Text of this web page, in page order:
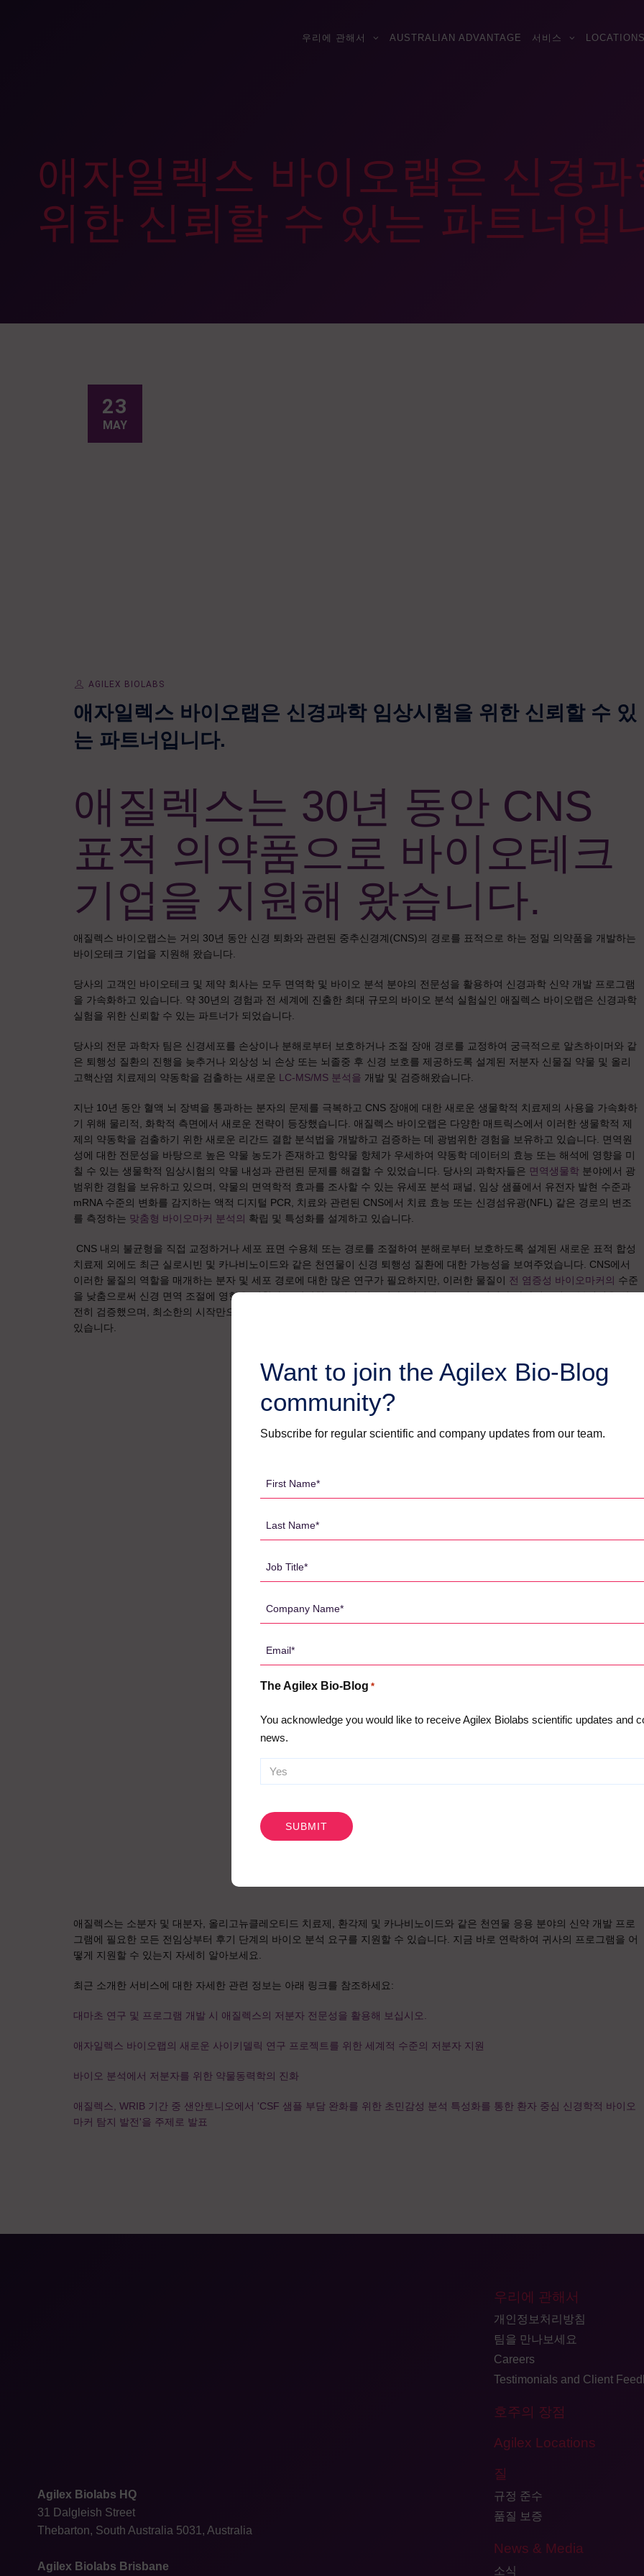
우리에 관해서 AUSTRALIAN ADVANTAGE 서비스
애자일렉스 바이오랩은 신경
위한 신뢰할 수 있는 파트너입
23
MAY
AGILEX BIOLABS
애자일렉스 바이오랩은 신경과학 임상시험을 위한 신뢰할 수 있
는 파트너입니다.
애질렉스는 30년 동안 CNS
표적 의약품으로 바이오테크
기업을 지원해 왔습니다.
애질렉스 바이오랩스는 거의 30년 동안 신경 퇴화와 관련된 중추신경계(CNS)의 경로를 표적으로 하는 정밀 의약품을 개발하는
바이오테크 기업을 지원해 왔습니다.
당사의 고객인 바이오테크 및 제약 회사는 모두 면역학 및 바이오 분석 분야의 전문성을 활용하여 신경과학 신약 개발 프로그램
을 가속화하고 있습니다. 약 30년의 경험과 전 세계에 진출한 최대 규모의 바이오 분석 실험실인 애질렉스 바이오랩은 신경과학
실험을 위한 신뢰할 수 있는 파트너가 되었습니다.
당사의 전문 과학자 팀은 신경세포를 손상이나 분해로부터 보호하거나 조절 장애 경로를 교정하여 궁극적으로 알츠하이머와 같
은 퇴행성 질환의 진행을 늦추거나 외상성 뇌 손상 또는 뇌졸중 후 신경 보호를 제공하도록 설계된 저분자 신물질 약물 및 올리
고핵산염 치료제의 약동학을 검출하는 새로운 LC-MS/MS 분석을 개발 및 검증해왔습니다.
지난 10년 동안 혈액 뇌 장벽을 통과하는 분자의 문제를 극복하고 CNS 장애에 대한 새로운 생물학적 치료제의 사용을 가속화하
기 위해 물리적, 화학적 측면에서 새로운 전략이 등장했습니다. 애질렉스 바이오랩은 다양한 매트릭스에서 이러한 생물학적 제
제의 약동학을 검출하기 위한 새로운 리간드 결합 분석법을 개발하고 검증하는 데 광범위한 경험을 보유하고 있습니다. 면역원
성에 대한 전문성을 바탕으로 높은 약물 농도가 존재하고 항약물 항체가 우세하여 약동학 데이터의 효능 또는 해석에 영향을 미
칠 수 있는 생물학적 임상시험의 약물 내성과 관련된 문제를 해결할 수 있었습니다. 당사의 과학자들은 면역생물학 분야에서 광
범위한 경험을 보유하고 있으며, 약물의 면역학적 효과를 조사할 수 있는 유세포 분석 패널, 임상 샘플에서 유전자 발현 수준과
mRNA 수준의 변화를 감지하는 액적 디지털 PCR, 치료와 관련된 CNS에서 치료 효능 또는 신경섬유광(NFL) 같은 경로의 변조
를 측정하는 맞춤형 바이오마커 분석의 확립 및 특성화를 설계하고 있습니다.
CNS 내의 불균형을 직접 교정하거나 세포 표면 수용체 또는 경로를 조절하여 분해로부터 보호하도록 설계된 새로운 표적 합성
치료제 외에도 최근 실로시빈 및 카나비노이드와 같은 천연물이 신경 퇴행성 질환에 대한 가능성을 보여주었습니다. CNS에서
이러한 물질의 역할을 매개하는 분자 및 세포 경로에 대한 많은 연구가 필요하지만, 이러한 물질이 전 염증성 바이오마커의 수준
을 낮춤으로써 신경 면역 조절에 영향을 미친다는 상당한 증거가 있습니다. 애질렉스는 실로시빈과 카나비노이드 분석법을 완
전히 검증했으며, 최소한의 시작만으로 임상 샘플에 적용할 수 있어 CNS 분야의 고객을 위해 빠른 시간 내에 그림을 완성할 수
있습니다.
애질렉스는 소분자 및 대분자, 올리고뉴클레오티드 치료제, 환각제 및 카나비노이드와 같은 천연물 응용 분야의 신약 개발 프로
그램에 필요한 모든 전임상부터 후기 단계의 바이오 분석 요구를 지원할 수 있습니다. 지금 바로 연락하여 귀사의 프로그램을 어
떻게 지원할 수 있는지 자세히 알아보세요.
최근 소개한 서비스에 대한 자세한 관련 정보는 아래 링크를 참조하세요:
대마초 연구 및 프로그램 개발 시 애질렉스의 저분자 전문성을 활용해 보십시오.
애자일렉스 바이오랩의 새로운 사이키델릭 연구 프로젝트를 위한 세계적 수준의 저분자 지원
바이오 분석에서 저분자를 위한 약물동력학의 진화
애질렉스, WRIB 기간 중 샌안토니오에서 'CSF 샘플 부담 완화를 위한 초민감성 분석 특성화를 통한 환자 중심 신경학적 바이오
마커 탐지 발전'을 주제로 발표
Agilex Biolabs HQ
31 Dalgleish Street
Thebarton, South Australia 5031, Australia
Agilex Biolabs Brisbane
우리에 관해서
개인정보처리방침
팀을 만나보세요
Careers
Testimonials and Client
호주의 장점
Agilex Locations
질
규정 준수
품질 보증
News & Media
소식
Want to join the Agilex Bio-Blog
community?
Subscribe for regular scientific and company updates from our team.
*
The Agilex Bio-Blog *
You acknowledge you would like to receive Agilex Biolabs scientific updates and
news.